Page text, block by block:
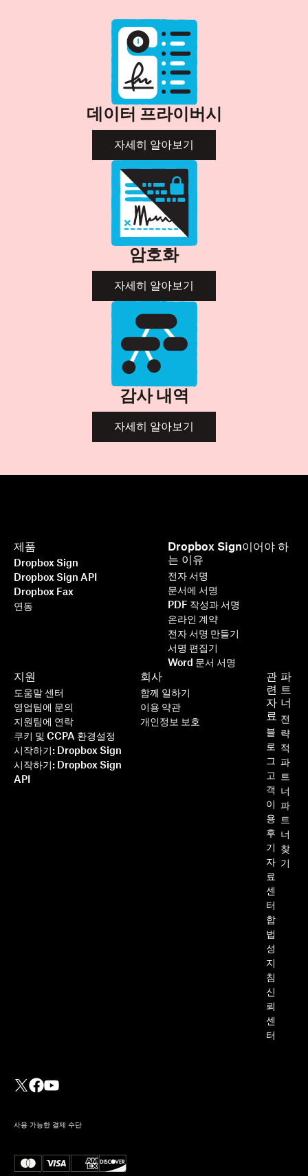
데이터 프라이버시
자세히 알아보기
암호화
자세히 알아보기
감사 내역
자세히 알아보기
제품
Dropbox Sign
Dropbox Sign API
Dropbox Fax
연동
Dropbox Sign이어야 하
는 이유
전자 서명
문서에 서명
PDF 작성과 서명
온라인 계약
전자 서명 만들기
서명 편집기
Word 문서 서명
지원
도움말 센터
영업팀에 문의
지원팀에 연락
쿠키 및 CCPA 환경설정
시작하기: Dropbox Sign
시작하기: Dropbox Sign
API
관
련
자
료
블
로
그
고
객
이
용
후
기
자
료
센
터
합
법
성
지
침
신
뢰
센
터
파
트
너
전
략
적
파
트
너
파
트
너
찾
기
회사
함께 일하기
이용 약관
개인정보 보호
사용 가능한 결제 수단